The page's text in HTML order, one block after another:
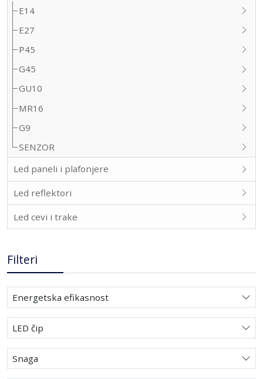
E14
E27
P45
G45
GU10
MR16
G9
SENZOR
Led paneli i plafonjere
Led reflektori
Led cevi i trake
Filteri
Energetska efikasnost
LED čip
Snaga